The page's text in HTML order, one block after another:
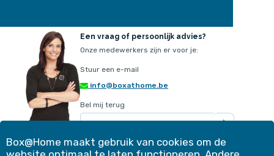
Een vraag of persoonlijk advies?
Onze medewerkers zijn er voor je:
Stuur een e-mail
info@boxathome.be
Bel mij terug
Box@Home maakt gebruik van cookies om de